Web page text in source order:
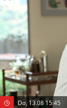
Do, 13.08 15:45